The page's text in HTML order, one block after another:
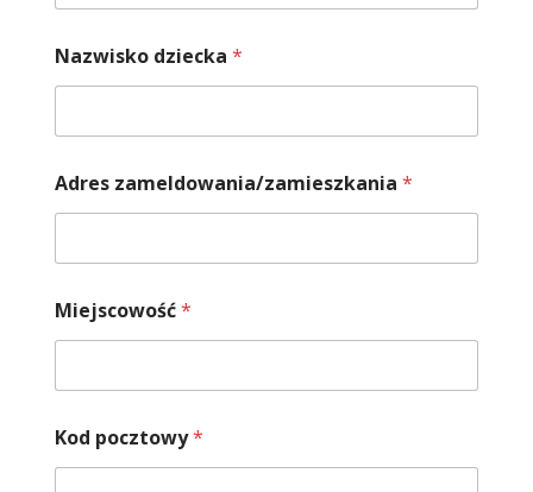
Nazwisko dziecka *
Adres zameldowania/zamieszkania *
Miejscowość*
Kod pocztowy*